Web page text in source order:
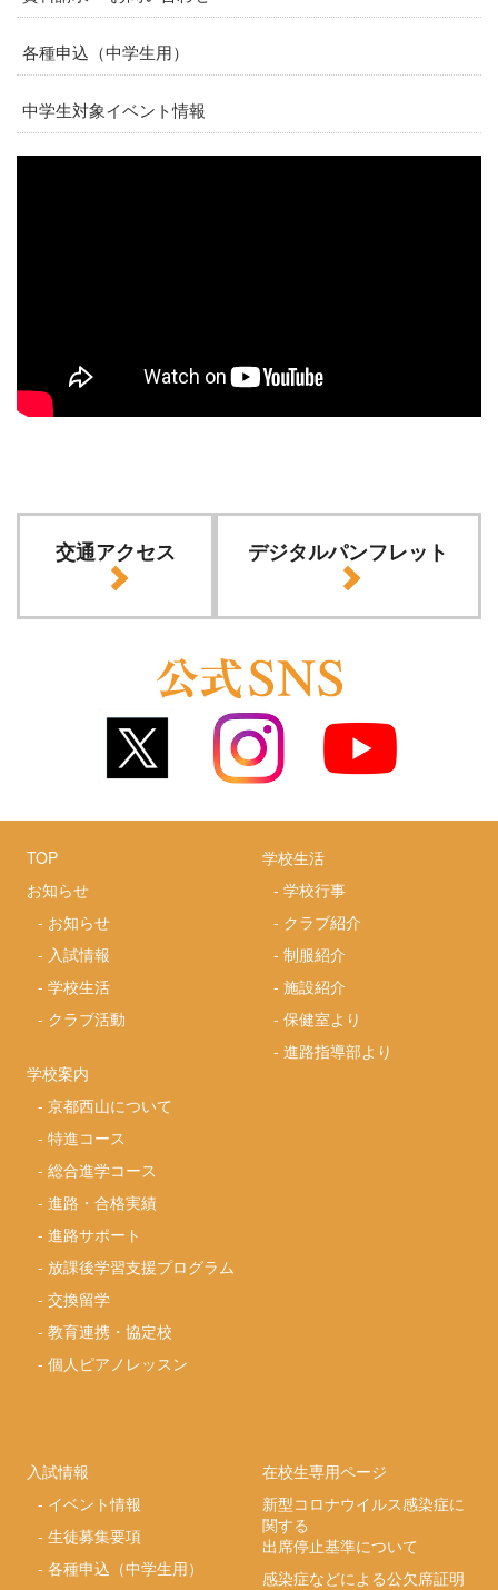
各種申込（中学生用）
中学生対象イベント情報
交通アクセス デジタルパンフレット
TOP
お知らせ
- お知らせ
- 入試情報
-学校生活
- クラブ活動
学校案内
-京都西山について
-特進コース
-総合進学コース
-進路・合格実績
-進路サポート
- 放課後学習支援プログラム
-交換留学
-教育連携・協定校
-個人ピアノレッスン
学校生活
-学校行事
- クラブ紹介
-制服紹介
-施設紹介
-保健室より
-進路指導部より
入試情報
- イベント情報
-生徒募集要項
-各種申込（中学生用）
在校生専用ページ
新型コロナウイルス感染症に
関する
出席停止基準について
感染症などによる公欠席証明